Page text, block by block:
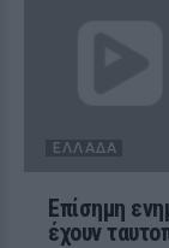
ΕΛΛΆΔΑ
Επίσημη
έχουν